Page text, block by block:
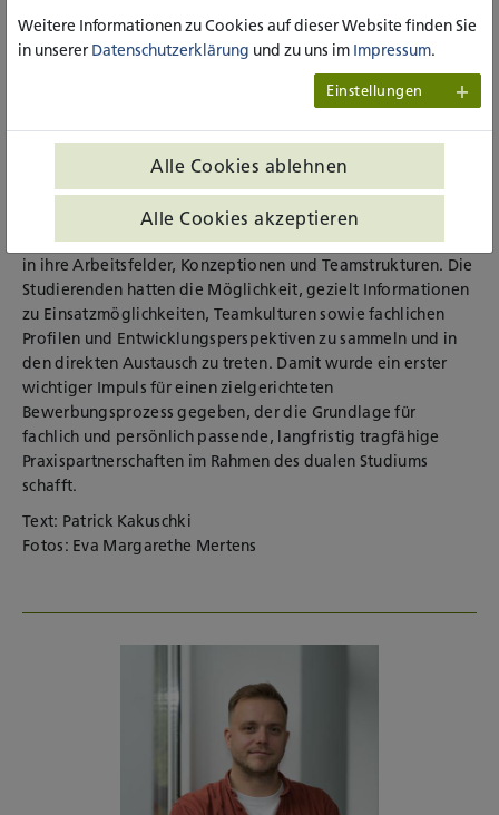
Überblick über die Vielfalt potenzieller
Kooperationspartner zu verschaffen.
Praxiseinrichtungen stellen sich
In einer offenen Marktatmosphäre konnten sich zukünftig
Studierende und Einrichtungen begegnen. Die Praxispartner
präsentierten sich im Hörsaal mit großem Engagement an
kreativ gestalteten Informationsständen und gaben Einblick
in ihre Arbeitsfelder, Konzeptionen und Teamstrukturen. Die
Studierenden hatten die Möglichkeit, gezielt Informationen
zu Einsatzmöglichkeiten, Teamkulturen sowie fachlichen
Profilen und Entwicklungsperspektiven zu sammeln und in
den direkten Austausch zu treten. Damit wurde ein erster
wichtiger Impuls für einen zielgerichteten
Bewerbungsprozess gegeben, der die Grundlage für
fachlich und persönlich passende, langfristig tragfähige
Praxispartnerschaften im Rahmen des dualen Studiums
schafft.
Text: Patrick Kakuschki
Fotos: Eva Margarethe Mertens
Weitere Informationen zu Cookies auf dieser Website finden Sie
in unserer Datenschutzerklärung und zu uns im Impressum.
Einstellungen
Alle Cookies ablehnen
Alle Cookies akzeptieren